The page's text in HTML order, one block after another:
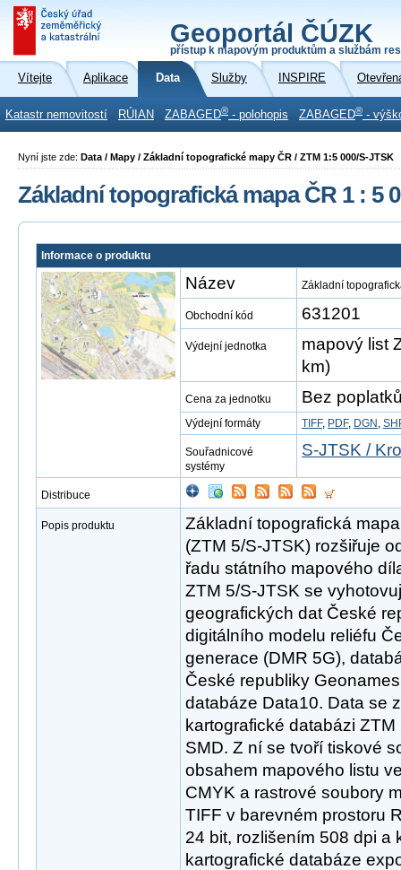
Geoportál ČÚZK
přístup k mapovým produktům a službám
Vítejte Aplikace Data Služby INSPIRE
Katastr nemovitostí RÚIAN ZABAGED® - polohopis ZABAGED® -
Nyní jste zde: Data / Mapy / Základní topografické mapy ČR / ZTM 1:5 000/S-JTSK
Základní topografická mapa ČR 1 : 5
Informace o produktu
Název Základní
Obchodní kód 631201
Výdejní jednotka
mapový list
km)
Cena za jednotku Bez
Výdejní formáty TIFF, PDF, DGN ,
Souřadnicové
systémy
S-JTSK /
Distribuce
Popis produktu
Základní topografická
(ZTM 5/S-JTSK) rozšiřuje
řadu státního mapového
ZTM 5/S-JTSK se
geografických dat České
digitálního modelu reliéfu
generace (DMR 5G),
České republiky
databáze Data10. Data se
kartografické databázi
SMD. Z ní se tvoří tiskové
obsahem mapového listu
CMYK a rastrové soubory
TIFF v barevném prostoru
24 bit, rozlišením 508 dpi a
kartografické databáze